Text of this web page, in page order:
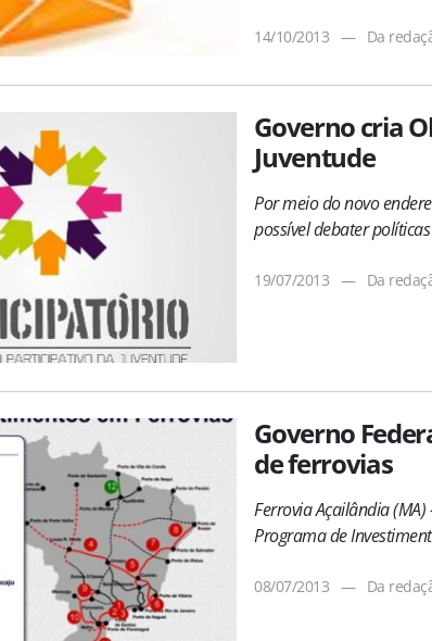
14/10/2013 — Da
Governo cria
Juventude
Por meio do novo
possível debater
19/07/2013 — Da
Governo
de ferrovias
Ferrovia Açailândia
Programade
08/07/2013 — Da